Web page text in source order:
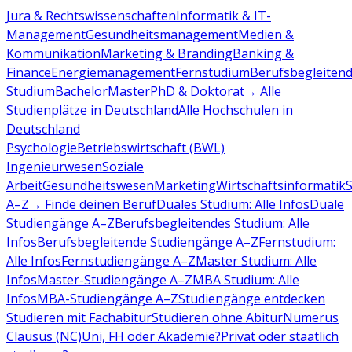
Jura & RechtswissenschaftenInformatik & IT-
ManagementGesundheitsmanagementMedien &
KommunikationMarketing & BrandingBanking &
FinanceEnergiemanagementFernstudiumBerufsbegleitend
StudiumBachelorMasterPhD & Doktorat→ Alle
Studienplätze in DeutschlandAlle Hochschulen in
Deutschland
PsychologieBetriebswirtschaft (BWL)
IngenieurwesenSoziale
ArbeitGesundheitswesenMarketingWirtschaftsinformatik
A–Z→ Finde deinen BerufDuales Studium: Alle InfosDuale
Studiengänge A–ZBerufsbegleitendes Studium: Alle
InfosBerufsbegleitende Studiengänge A–ZFernstudium:
Alle InfosFernstudiengänge A–ZMaster Studium: Alle
InfosMaster-Studiengänge A–ZMBA Studium: Alle
InfosMBA-Studiengänge A–ZStudiengänge entdecken
Studieren mit FachabiturStudieren ohne AbiturNumerus
Clausus (NC)Uni, FH oder Akademie?Privat oder staatlich